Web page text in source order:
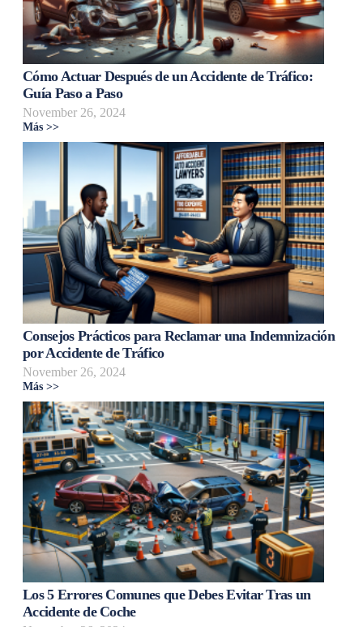
Cómo Actuar Después de un Accidente de Tráfico:
Guía Paso a Paso
November 26, 2024
Más >>
Consejos Prácticos para Reclamar una Indemnización
por Accidente de Tráfico
November 26, 2024
Más >>
Los 5 Errores Comunes que Debes Evitar Tras un
Accidente de Coche